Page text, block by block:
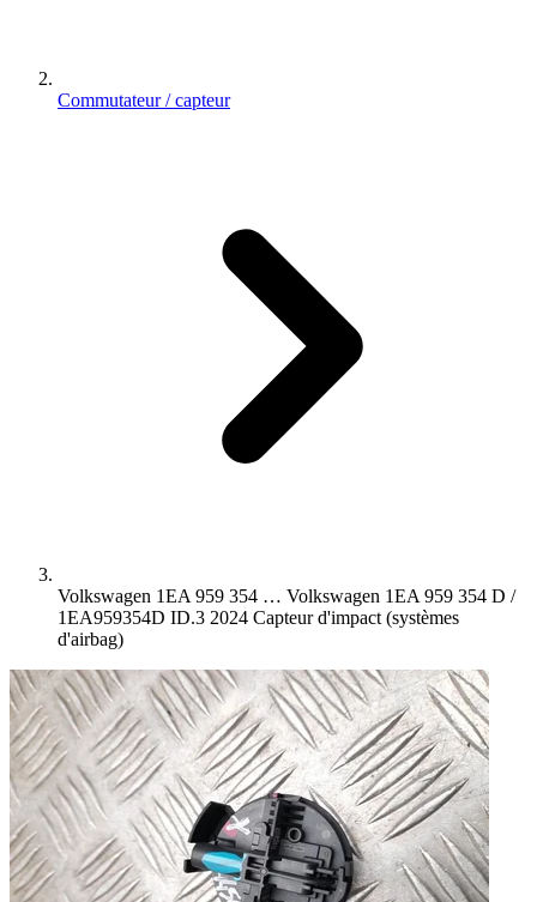
Commutateur / capteur
Volkswagen 1EA 959 354 … Volkswagen 1EA 959 354 D /
1EA959354D ID.3 2024 Capteur d'impact (systèmes
d'airbag)